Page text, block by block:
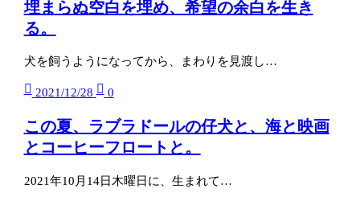
埋まらぬ空白を埋め、希望の余白を生き
る。
犬を飼うようになってから、まわりを見渡し…
2021/12/28 0
この夏、ラブラドールの仔犬と、海と映画
とコーヒーフロートと。
2021年10月14日木曜日に、生まれて…